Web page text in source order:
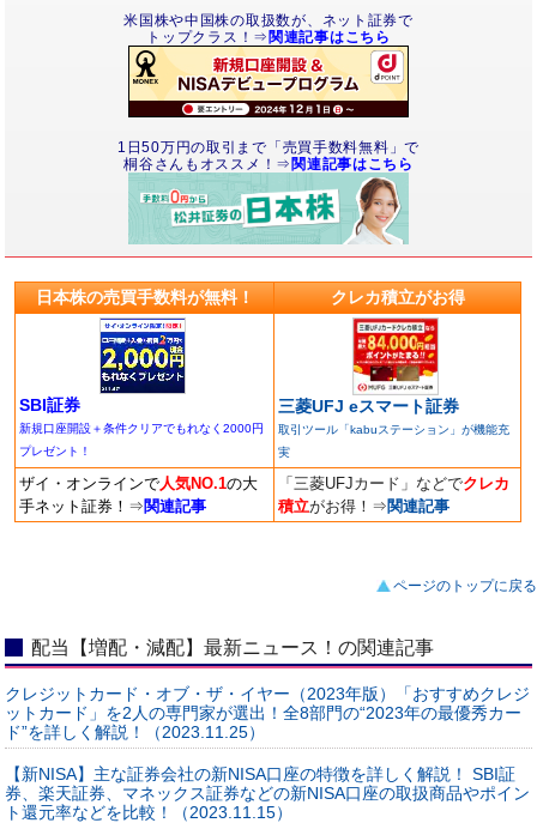
米国株や中国株の取扱数が、ネット証券で
トップクラス！⇒ 関連記事はこちら
1日50万円の取引まで「売買手数料無料」で
桐谷さんもオススメ！⇒ 関連記事はこちら
日本株の売買手数料が無料！ クレカ積立がお得
SBI証券
新規口座開設＋条件クリアでもれなく2000円
プレゼント！
三菱UFJ eスマート証券
取引ツール「kabuステーション」が機能充
実
ザイ・オンラインで人気NO.1の大
手ネット証券！ ⇒ 関連記事
「三菱UFJカード」などでクレカ
積立がお得！ ⇒ 関連記事
ページのトップに戻る
配当【増配・減配】最新ニュース！の関連記事
クレジットカード・オブ・ザ・イヤー（2023年版）「おすすめクレジ
ットカード」を2人の専門家が選出！全8部門の“2023年の最優秀カー
ド”を詳しく解説！（2023.11.25）
【新NISA】主な証券会社の新NISA口座の特徴を詳しく解説！ SBI証
券、楽天証券、マネックス証券などの新NISA口座の取扱商品やポイン
ト還元率などを比較！（2023.11.15）